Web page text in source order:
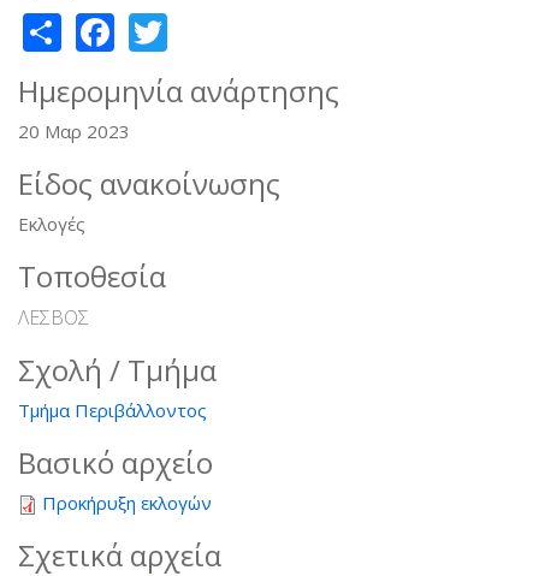
ShareFacebook
Ημερομηνία ανάρτησης
20 Μαρ 2023
Είδος ανακοίνωσης
Εκλογές
Τοποθεσία
ΛΕΣΒΟΣ
Σχολή / Τμήμα
Τμήμα Περιβάλλοντος
Βασικό αρχείο
Προκήρυξη εκλογών
Σχετικά αρχεία